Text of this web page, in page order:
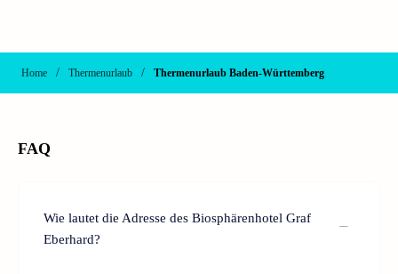
Home / Thermenurlaub / Thermenurlaub Baden-Württemberg
FAQ
Wie lautet die Adresse des Biosphärenhotel Graf
Eberhard?